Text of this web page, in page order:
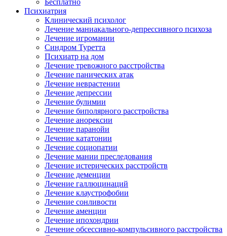
Бесплатно
Психиатрия
Клинический психолог
Лечение маниакального-депрессивного психоза
Лечение игромании
Синдром Туретта
Психиатр на дом
Лечение тревожного расстройства
Лечение панических атак
Лечение неврастении
Лечение депрессии
Лечение булимии
Лечение биполярного расстройства
Лечение анорексии
Лечение паранойи
Лечение кататонии
Лечение социопатии
Лечение мании преследования
Лечение истерических расстройств
Лечение деменции
Лечение галлюцинаций
Лечение клаустрофобии
Лечение сонливости
Лечение аменции
Лечение ипохондрии
Лечение обсессивно-компульсивного расстройства